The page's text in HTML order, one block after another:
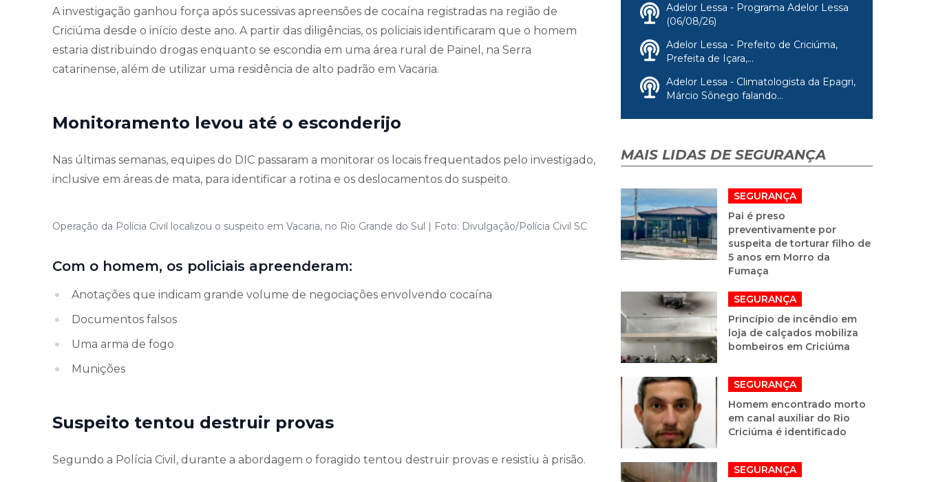
A investigação ganhou força após sucessivas apreensões de cocaína registradas na região de
Criciúma desde o início deste ano. A partir das diligências, os policiais identificaram que o homem
estaria distribuindo drogas enquanto se escondia em uma área rural de Painel, na Serra
catarinense, além de utilizar uma residência de alto padrão em Vacaria.
Monitoramento levou até o esconderijo
Nas últimas semanas, equipes do DIC passaram a monitorar os locais frequentados pelo investigado,
inclusive em áreas de mata, para identificar a rotina e os deslocamentos do suspeito.
Operação da Polícia Civil localizou o suspeito em Vacaria, no Rio Grande do Sul | Foto: Divulgação/Polícia Civil SC
Com o homem, os policiais apreenderam:
Anotações que indicam grande volume de negociações envolvendo cocaína
Documentos falsos
Uma arma de fogo
Munições
Suspeito tentou destruir provas
Segundo a Polícia Civil, durante a abordagem o foragido tentou destruir provas e resistiu à prisão.
Adelor Lessa - Programa Adelor Lessa
(06/08/26)
Adelor Lessa - Prefeito de Criciúma,
Prefeita de Içara,...
Adelor Lessa - Climatologista da Epagri,
Márcio Sônego falando...
MAIS LIDAS DE SEGURANÇA
SEGURANÇA
Pai é preso
preventivamente por
suspeita de torturar filho de
5 anos em Morro da
Fumaça
SEGURANÇA
Princípio de incêndio em
loja de calçados mobiliza
bombeiros em Criciúma
SEGURANÇA
Homem encontrado morto
em canal auxiliar do Rio
Criciúma é identificado
SEGURANÇA